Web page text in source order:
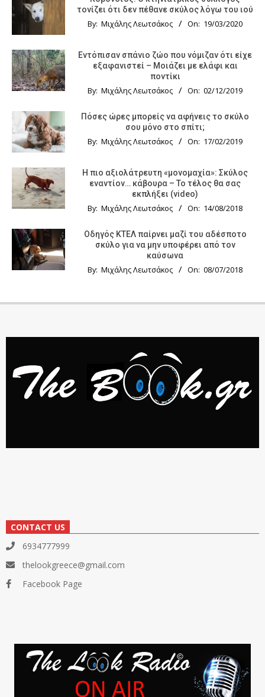
τονίζει ότι δεν πέθανε σκύλος λόγω του ιού
By: Μιχάλης Λεωτσάκος On: 19/03/2020
Εντόπισαν σπάνιο ζώο που νόμιζαν ότι είχε
εξαφανιστεί – Μοιάζει με ελάφι και
ποντίκι
By: Μιχάλης Λεωτσάκος On: 02/12/2019
Πόσες ώρες μπορείς να αφήνεις το σκύλο
σου μόνο στο σπίτι;
By: Μιχάλης Λεωτσάκος On: 17/02/2019
Η πιο αξιολάτρευτη «μονομαχία»: Σκύλος
εναντίον… κάβουρα – Το τέλος θα σας
εκπλήξει (video)
By: Μιχάλης Λεωτσάκος On: 14/08/2018
Οδηγός KTΕΛ παίρνει μαζί του αδέσποτο
σκύλο για να μην υποφέρει από τον
καύσωνα
By: Μιχάλης Λεωτσάκος On: 08/07/2018
CONTACT US
6934777999
thelookgreece@gmail.com
Facebook Page